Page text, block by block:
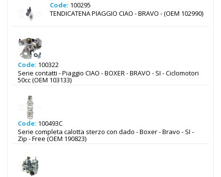
Code: 100295
TENDICATENA PIAGGIO CIAO - BRAVO - (OEM 102990)
Code: 100322
Serie contatti - Piaggio CIAO - BOXER - BRAVO - SI - Ciclomotori
50cc (OEM 103133)
Code: 100493C
Serie completa calotta sterzo con dado - Boxer - Bravo - SI -
Zip - Free (OEM 190823)